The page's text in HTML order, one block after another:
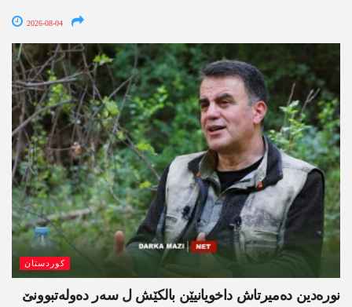
2026-08-04
کوردستان
نورەدین دەمیرتاش داخویانیێن بالکێش ل سەر دەولەتبوونێ